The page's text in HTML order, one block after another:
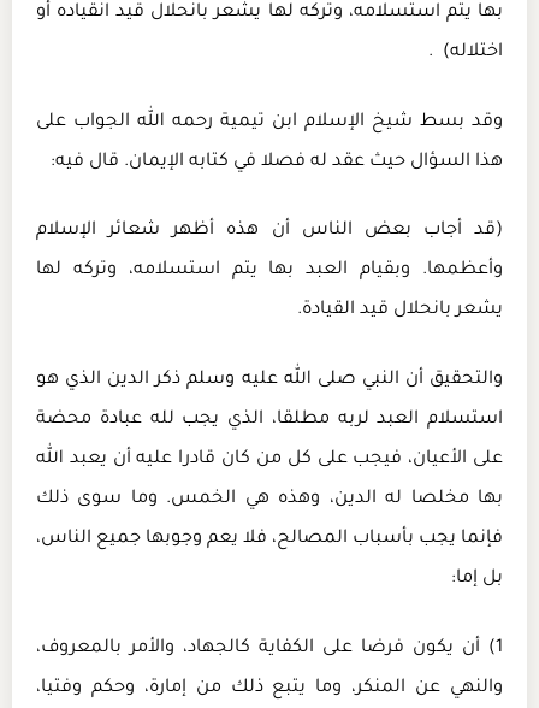
بها يتم استسلامه، وتركه لها يشعر بانحلال قيد انقياده أو
اختلاله) .
وقد بسط شيخ الإسلام ابن تيمية رحمه الله الجواب على
هذا السؤال حيث عقد له فصلا في كتابه الإيمان. قال فيه:
(قد أجاب بعض الناس أن هذه أظهر شعائر الإسلام
وأعظمها. وبقيام العبد بها يتم استسلامه، وتركه لها
يشعر بانحلال قيد القيادة.
والتحقيق أن النبي صلى الله عليه وسلم ذكر الدين الذي هو
استسلام العبد لربه مطلقا، الذي يجب لله عبادة محضة
على الأعيان، فيجب على كل من كان قادرا عليه أن يعبد الله
بها مخلصا له الدين، وهذه هي الخمس. وما سوى ذلك
فإنما يجب بأسباب المصالح، فلا يعم وجوبها جميع الناس،
بل إما:
1) أن يكون فرضا على الكفاية كالجهاد، والأمر بالمعروف،
والنهي عن المنكر، وما يتبع ذلك من إمارة، وحكم وفتيا،